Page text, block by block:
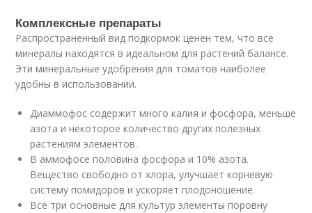
Комплексные препараты
Распространенный вид подкормок ценен тем, что все
минералы находятся в идеальном для растений балансе.
Эти минеральные удобрения для томатов наиболее
удобны в использовании.
Диаммофос содержит много калия и фосфора, меньше
азота и некоторое количество других полезных
растениям элементов.
В аммофосе половина фосфора и 10% азота.
Вещество свободно от хлора, улучшает корневую
систему помидоров и ускоряет плодоношение.
Все три основные для культур элементы поровну